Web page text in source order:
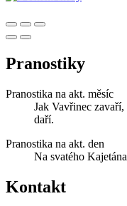
Pranostiky
Pranostika na akt. měsíc
Jak Vavřinec
daří.
Pranostika na akt. den
Na svatého
Kontakt